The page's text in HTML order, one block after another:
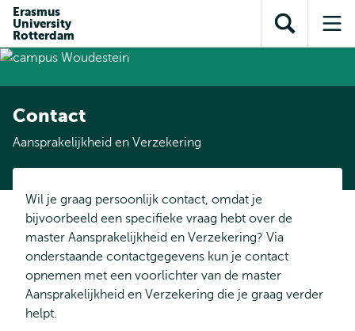
inhoud
Direct naar
subnavigatie
Erasmus
University
Rotterdam
Toon
zoekveld
Contact
Aansprakelijkheid en Verzekering
Wil je graag persoonlijk contact, omdat je
bijvoorbeeld een specifieke vraag hebt over de
master Aansprakelijkheid en Verzekering? Via
onderstaande contactgegevens kun je contact
opnemen met een voorlichter van de master
Aansprakelijkheid en Verzekering die je graag verder
helpt.